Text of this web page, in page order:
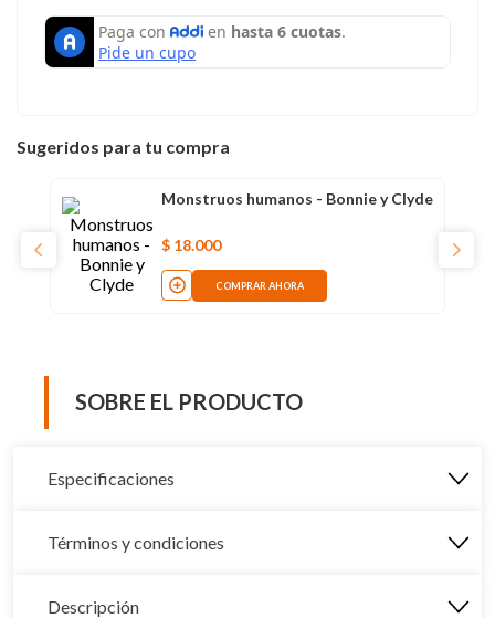
Sugeridos para tu compra
Monstruos humanos - Bonnie y Clyde
$ 18.000
COMPRAR AHORA
SOBRE EL PRODUCTO
Especificaciones
Términos y condiciones
Descripción